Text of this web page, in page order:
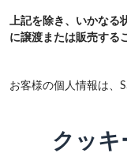
上記を除き、いかなる
に譲渡または販売する
お客様の個人情報は、
クッキ